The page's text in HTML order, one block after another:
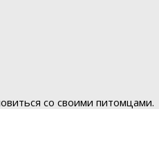
со своими питомцами.